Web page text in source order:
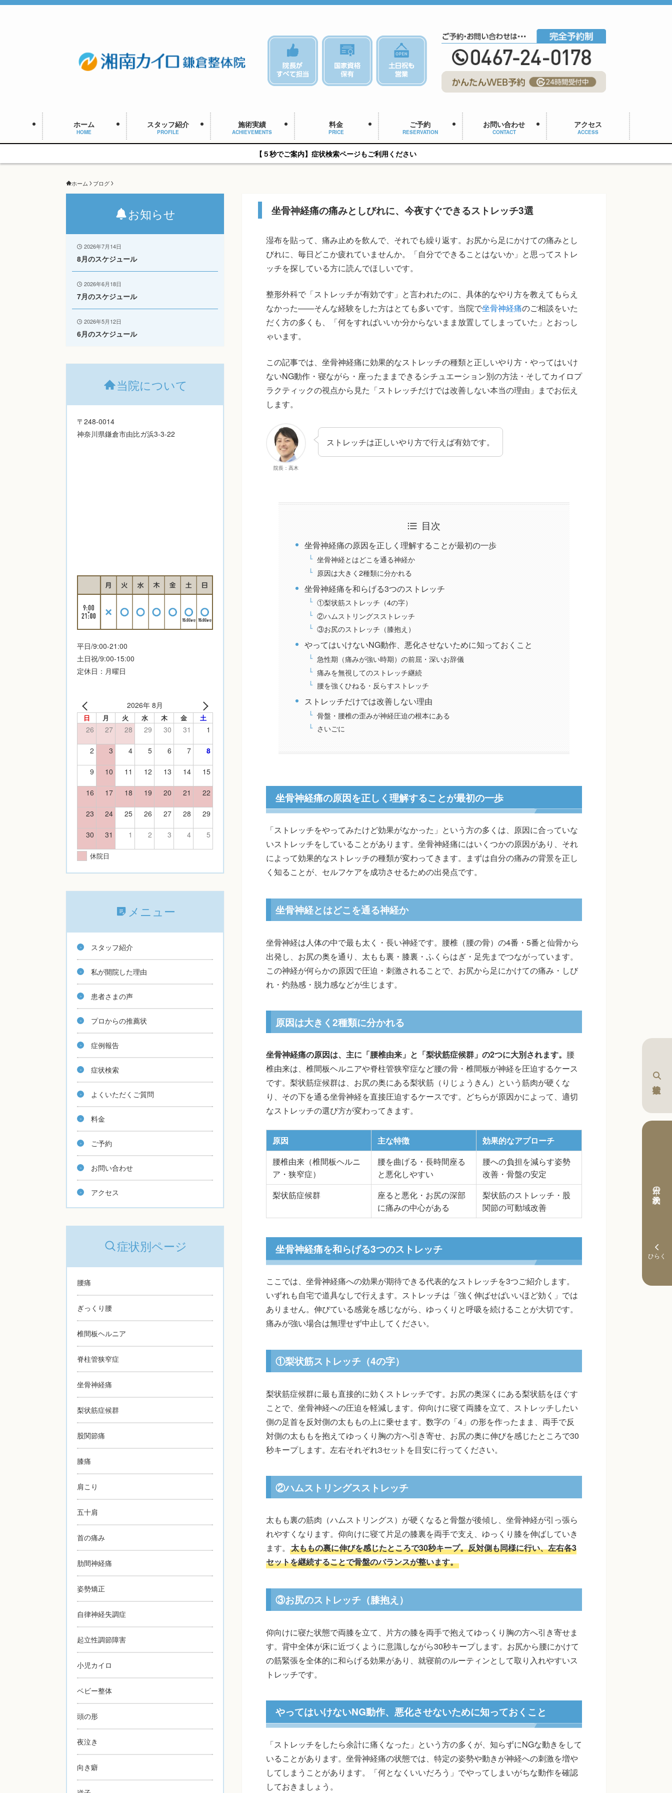
ホーム
HOME
スタッフ紹介
PROFILE
施術実績
ACHIEVEMENTS
料金
PRICE
ご予約
RESERVATION
お問い合わせ
CONTACT
アクセス
ACCESS
【５秒でご案内】症状検索ページもご利用ください
ホーム ブログ
坐骨神経痛の痛みとしびれに、今夜すぐできるストレッチ3選
本日の予約状況
湿布を貼って、痛み止めを飲んで、それでも繰り返す。お尻から足にかけての痛みとし
びれに、毎日どこか疲れていませんか。「自分でできることはないか」と思ってストレ
ッチを探している方に読んでほしいです。
整形外科で「ストレッチが有効です」と言われたのに、具体的なやり方を教えてもらえ
なかった——そんな経験をした方はとても多いです。当院で坐骨神経痛のご相談をいた
だく方の多くも、「何をすればいいか分からないまま放置してしまっていた」とおっし
ゃいます。
この記事では、坐骨神経痛に効果的なストレッチの種類と正しいやり方・やってはいけ
ないNG動作・寝ながら・座ったままできるシチュエーション別の方法・そしてカイロプ
ラクティックの視点から見た「ストレッチだけでは改善しない本当の理由」までお伝え
します。
院長：高木
ストレッチは正しいやり方で行えば有効です。
目次
坐骨神経痛の原因を正しく理解することが最初の一歩
坐骨神経とはどこを通る神経か
原因は大きく2種類に分かれる
坐骨神経痛を和らげる3つのストレッチ
①梨状筋ストレッチ（4の字）
②ハムストリングスストレッチ
③お尻のストレッチ（膝抱え）
やってはいけないNG動作、悪化させないために知っておくこと
急性期（痛みが強い時期）の前屈・深いお辞儀
痛みを無視してのストレッチ継続
腰を強くひねる・反らすストレッチ
ストレッチだけでは改善しない理由
骨盤・腰椎の歪みが神経圧迫の根本にある
さいごに
坐骨神経痛の原因を正しく理解することが最初の一歩
「ストレッチをやってみたけど効果がなかった」という方の多くは、原因に合っていな
いストレッチをしていることがあります。坐骨神経痛にはいくつかの原因があり、それ
によって効果的なストレッチの種類が変わってきます。まずは自分の痛みの背景を正し
く知ることが、セルフケアを成功させるための出発点です。
坐骨神経とはどこを通る神経か
坐骨神経は人体の中で最も太く・長い神経です。腰椎（腰の骨）の4番・5番と仙骨から
出発し、お尻の奥を通り、太もも裏・膝裏・ふくらはぎ・足先までつながっています。
この神経が何らかの原因で圧迫・刺激されることで、お尻から足にかけての痛み・しび
れ・灼熱感・脱力感などが生じます。
原因は大きく2種類に分かれる
坐骨神経痛の原因は、主に「腰椎由来」と「梨状筋症候群」の2つに大別されます。 腰
椎由来は、椎間板ヘルニアや脊柱管狭窄症など腰の骨・椎間板が神経を圧迫するケース
です。梨状筋症候群は、お尻の奥にある梨状筋（りじょうきん）という筋肉が硬くな
り、その下を通る坐骨神経を直接圧迫するケースです。どちらが原因かによって、適切
なストレッチの選び方が変わってきます。
原因 主な特徴
効果的なアプローチ
腰椎由来（椎間板ヘルニ
ア・狭窄症）
腰を曲げる・長時間座る
と悪化しやすい
腰への負担を減らす姿勢
改善・骨盤の安定
梨状筋症候群
座ると悪化・お尻の深部
に痛みの中心がある
梨状筋のストレッチ・股
関節の可動域改善
坐骨神経痛を和らげる3つのストレッチ
ここでは、坐骨神経痛への効果が期待できる代表的なストレッチを3つご紹介します。
いずれも自宅で道具なしで行えます。ストレッチは「強く伸ばせばいいほど効く」では
ありません。伸びている感覚を感じながら、ゆっくりと呼吸を続けることが大切です。
痛みが強い場合は無理せず中止してください。
①梨状筋ストレッチ（4の字）
梨状筋症候群に最も直接的に効くストレッチです。お尻の奥深くにある梨状筋をほぐす
ことで、坐骨神経への圧迫を軽減します。仰向けに寝て両膝を立て、ストレッチしたい
側の足首を反対側の太ももの上に乗せます。数字の「4」の形を作ったまま、両手で反
対側の太ももを抱えてゆっくり胸の方へ引き寄せ、お尻の奥に伸びを感じたところで30
秒キープします。左右それぞれ3セットを目安に行ってください。
②ハムストリングスストレッチ
太もも裏の筋肉（ハムストリングス）が硬くなると骨盤が後傾し、坐骨神経が引っ張ら
れやすくなります。仰向けに寝て片足の膝裏を両手で支え、ゆっくり膝を伸ばしていき
ます。 太ももの裏に伸びを感じたところで30秒キープ。反対側も同様に行い、左右各3
セットを継続することで骨盤のバランスが整います。
③お尻のストレッチ（膝抱え）
仰向けに寝た状態で両膝を立て、片方の膝を両手で抱えてゆっくり胸の方へ引き寄せま
す。背中全体が床に近づくように意識しながら30秒キープします。お尻から腰にかけて
の筋緊張を全体的に和らげる効果があり、就寝前のルーティンとして取り入れやすいス
トレッチです。
やってはいけないNG動作、悪化させないために知っておくこと
「ストレッチをしたら余計に痛くなった」という方の多くが、知らずにNGな動きをして
いることがあります。坐骨神経痛の状態では、特定の姿勢や動きが神経への刺激を増や
してしまうことがあります。「何となくいいだろう」でやってしまいがちな動作を確認
しておきましょう。
お知らせ
2026年7月14日
8月のスケジュール
2026年6月18日
7月のスケジュール
2026年5月12日
6月のスケジュール
当院について
〒248-0014
神奈川県鎌倉市由比ガ浜3-3-22
平日/9:00-21:00
土日祝/9:00-15:00
定休日：月曜日
2026年 8月
日 月 火 水 木 金 土
26 27 28 29 30 31 1
2 3 4 5 6 7 8
9 10 11 12 13 14 15
16 17 18 19 20 21 22
23 24 25 26 27 28 29
30 31 1 2 3 4 5
休院日
メニュー
スタッフ紹介
私が開院した理由
患者さまの声
プロからの推薦状
症例報告
症状検索
よくいただくご質問
料金
ご予約
お問い合わせ
アクセス
症状別ページ
腰痛
ぎっくり腰
椎間板ヘルニア
脊柱管狭窄症
坐骨神経痛
梨状筋症候群
股関節痛
膝痛
肩こり
五十肩
首の痛み
肋間神経痛
姿勢矯正
自律神経失調症
起立性調節障害
小児カイロ
ベビー整体
頭の形
夜泣き
向き癖